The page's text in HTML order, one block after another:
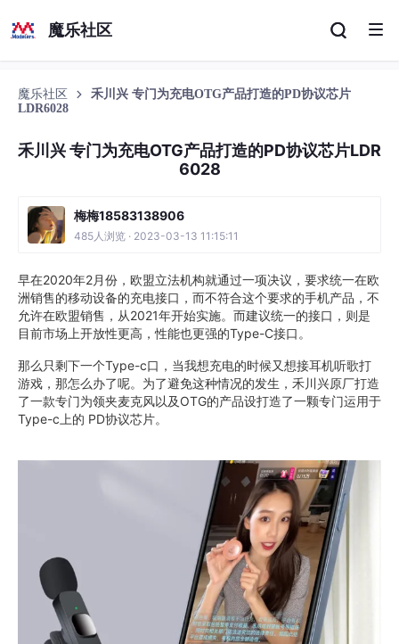
魔乐社区
魔乐社区
禾川兴 专门为充电OTG产品打造的PD协议芯片
LDR6028
禾川兴 专门为充电OTG产品打造的PD协议芯片LDR
6028
梅梅18583138906
485人浏览 · 2023-03-13 11:15:11
早在2020年2月份，欧盟立法机构就通过一项决议，要求统一在欧
洲销售的移动设备的充电接口，而不符合这个要求的手机产品，不
允许在欧盟销售，从2021年开始实施。而建议统一的接口，则是
目前市场上开放性更高，性能也更强的Type-C接口。
那么只剩下一个Type-c口，当我想充电的时候又想接耳机听歌打
游戏，那怎么办了呢。为了避免这种情况的发生，禾川兴原厂打造
了一款专门为领夹麦克风以及OTG的产品设打造了一颗专门运用于
Type-c上的 PD协议芯片。